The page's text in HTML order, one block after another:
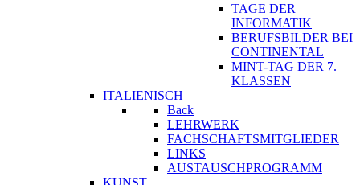
TAGE DER
INFORMATIK
BERUFSBILDER BEI
CONTINENTAL
MINT-TAG DER 7.
KLASSEN
ITALIENISCH
Back
LEHRWERK
FACHSCHAFTSMITGLIEDER
LINKS
AUSTAUSCHPROGRAMM
KUNST